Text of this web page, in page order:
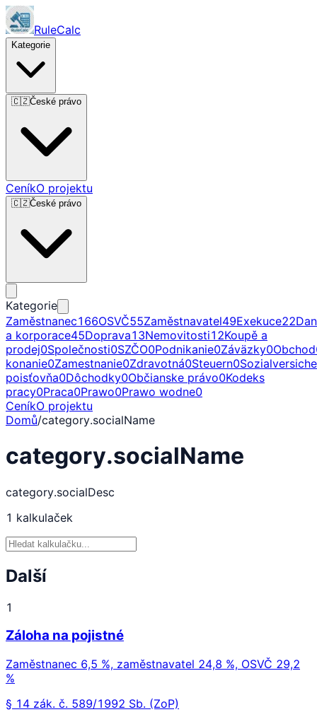
RuleCalc
Kategorie
🇨🇿České právo
CeníkO projektu
🇨🇿České právo
Kategorie
Zaměstnanec166OSVČ55Zaměstnavatel49Exekuce22
a korporace45Doprava13Nemovitosti12Koupě a
prodej0Společnosti0SZČO0Podnikanie0Záväzky0Obchod
konanie0Zamestnanie0Zdravotná0Steuern0
poisťovňa0Dôchodky0Občianske právo0Kodeks
pracy0Praca0Prawo0Prawo wodne0
CeníkO projektu
Domů/category.socialName
category.socialName
category.socialDesc
1 kalkulaček
Další
1
Záloha na pojistné
Zaměstnanec 6,5 %, zaměstnavatel 24,8 %, OSVČ 29,2
%
§ 14 zák. č. 589/1992 Sb. (ZoP)